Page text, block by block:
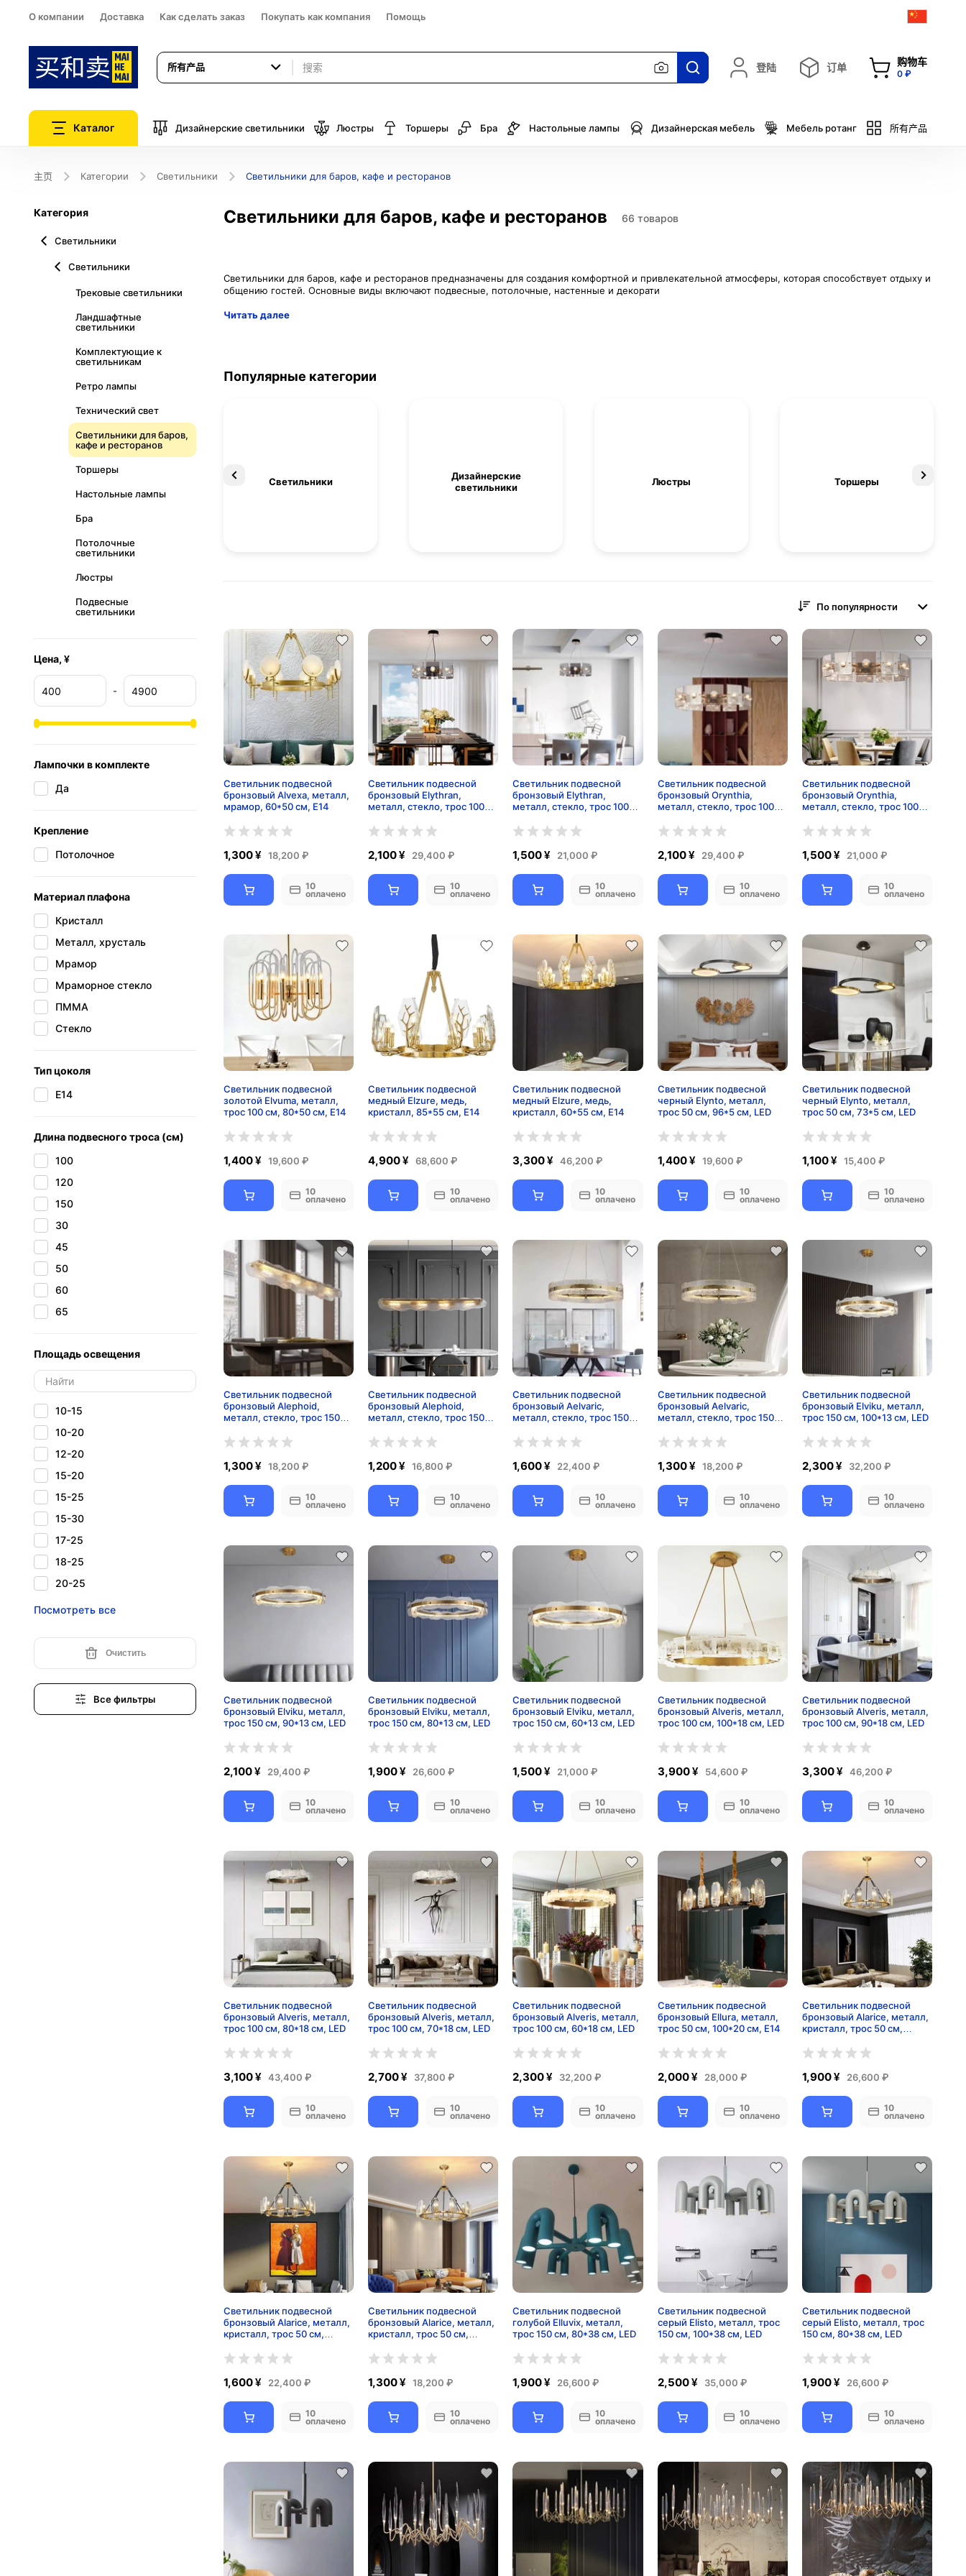
О компании Доставка Как сделать заказ Покупать как компания Помощь
所有产品 登陆 订单 购物车
0 ₽
Каталог Дизайнерские светильники Люстры Торшеры Бра Настольные лампы Дизайнерская мебель Мебель ротанг 所有产品
主页 Категории Светильники Светильники для баров, кафе и ресторанов
Категория
Светильники
Светильники
Трековые светильники
Ландшафтные
светильники
Комплектующие к
светильникам
Ретро лампы
Технический свет
Светильники для баров,
кафе и ресторанов
Торшеры
Настольные лампы
Бра
Потолочные
светильники
Люстры
Подвесные
светильники
Цена, ¥
-
Лампочки в комплекте
Да
Крепление
Потолочное
Материал плафона
Кристалл
Металл, хрусталь
Мрамор
Мраморное стекло
ПММА
Стекло
Тип цоколя
E14
Длина подвесного троса (см)
100
120
150
30
45
50
60
65
Площадь освещения
10-15
10-20
12-20
15-20
15-25
15-30
17-25
18-25
20-25
5
7-12
Посмотреть все
Очистить
Все фильтры
Светильники для баров, кафе и ресторанов 66 товаров
Светильники для баров, кафе и ресторанов предназначены для создания комфортной и привлекательной атмосферы, которая способствует отдыху и
Читать далее
Популярные категории
Светильники
Дизайнерские
светильники
Люстры Торшеры
По популярности
Светильник подвесной
бронзовый Alvexa, металл,
мрамор, 60*50 см, Е14
1,300 ¥ 18,200 ₽
10
оплачено
Светильник подвесной
бронзовый Elythran,
металл, стекло, трос 100
2,100 ¥ 29,400 ₽
10
оплачено
Светильник подвесной
бронзовый Elythran,
металл, стекло, трос 100
1,500 ¥ 21,000 ₽
10
оплачено
Светильник подвесной
бронзовый Orynthia,
металл, стекло, трос 100
2,100 ¥ 29,400 ₽
10
оплачено
Светильник подвесной
бронзовый Orynthia,
металл, стекло, трос 100
1,500 ¥ 21,000 ₽
10
оплачено
Светильник подвесной
золотой Elvuma, металл,
трос 100 см, 80*50 см, E14
1,400 ¥ 19,600 ₽
10
оплачено
Светильник подвесной
медный Elzure, медь,
кристалл, 85*55 см, Е14
4,900 ¥ 68,600 ₽
10
оплачено
Светильник подвесной
медный Elzure, медь,
кристалл, 60*55 см, Е14
3,300 ¥ 46,200 ₽
10
оплачено
Светильник подвесной
черный Elynto, металл,
трос 50 см, 96*5 см, LED
1,400 ¥ 19,600 ₽
10
оплачено
Светильник подвесной
черный Elynto, металл,
трос 50 см, 73*5 см, LED
1,100 ¥ 15,400 ₽
10
оплачено
Светильник подвесной
бронзовый Alephoid,
металл, стекло, трос 150
1,300 ¥ 18,200 ₽
10
оплачено
Светильник подвесной
бронзовый Alephoid,
металл, стекло, трос 150
1,200 ¥ 16,800 ₽
10
оплачено
Светильник подвесной
бронзовый Aelvaric,
металл, стекло, трос 150
1,600 ¥ 22,400 ₽
10
оплачено
Светильник подвесной
бронзовый Aelvaric,
металл, стекло, трос 150
1,300 ¥ 18,200 ₽
10
оплачено
Светильник подвесной
бронзовый Elviku, металл,
трос 150 см, 100*13 см, LED
2,300 ¥ 32,200 ₽
10
оплачено
Светильник подвесной
бронзовый Elviku, металл,
трос 150 см, 90*13 см, LED
2,100 ¥ 29,400 ₽
10
оплачено
Светильник подвесной
бронзовый Elviku, металл,
трос 150 см, 80*13 см, LED
1,900 ¥ 26,600 ₽
10
оплачено
Светильник подвесной
бронзовый Elviku, металл,
трос 150 см, 60*13 см, LED
1,500 ¥ 21,000 ₽
10
оплачено
Светильник подвесной
бронзовый Alveris, металл,
трос 100 см, 100*18 см, LED
3,900 ¥ 54,600 ₽
10
оплачено
Светильник подвесной
бронзовый Alveris, металл,
трос 100 см, 90*18 см, LED
3,300 ¥ 46,200 ₽
10
оплачено
Светильник подвесной
бронзовый Alveris, металл,
трос 100 см, 80*18 см, LED
3,100 ¥ 43,400 ₽
10
оплачено
Светильник подвесной
бронзовый Alveris, металл,
трос 100 см, 70*18 см, LED
2,700 ¥ 37,800 ₽
10
оплачено
Светильник подвесной
бронзовый Alveris, металл,
трос 100 см, 60*18 см, LED
2,300 ¥ 32,200 ₽
10
оплачено
Светильник подвесной
бронзовый Ellura, металл,
трос 50 см, 100*20 см, Е14
2,000 ¥ 28,000 ₽
10
оплачено
Светильник подвесной
бронзовый Alarice, металл,
кристалл, трос 50 см,
1,900 ¥ 26,600 ₽
10
оплачено
Светильник подвесной
бронзовый Alarice, металл,
кристалл, трос 50 см,
1,600 ¥ 22,400 ₽
10
оплачено
Светильник подвесной
бронзовый Alarice, металл,
кристалл, трос 50 см,
1,300 ¥ 18,200 ₽
10
оплачено
Светильник подвесной
голубой Elluvix, металл,
трос 150 см, 80*38 см, LED
1,900 ¥ 26,600 ₽
10
оплачено
Светильник подвесной
серый Elisto, металл, трос
150 см, 100*38 см, LED
2,500 ¥ 35,000 ₽
10
оплачено
Светильник подвесной
серый Elisto, металл, трос
150 см, 80*38 см, LED
1,900 ¥ 26,600 ₽
10
оплачено